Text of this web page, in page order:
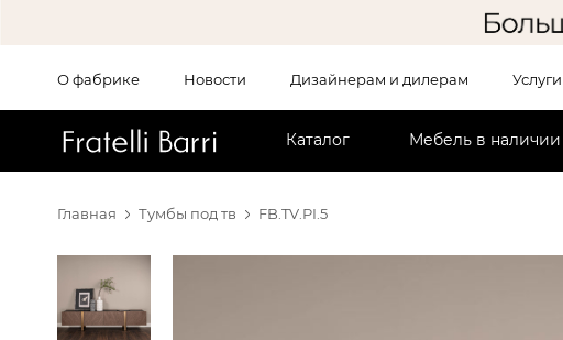
О фабрике Новости Дизайнерам и дилерам Услуги
Каталог Мебель в наличии
Главная Тумбы под тв FB.TV.PI.5